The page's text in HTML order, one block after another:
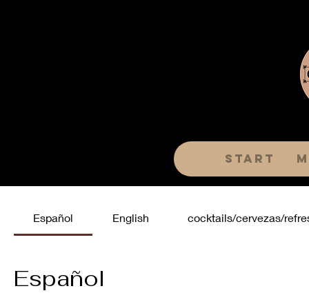
Start
Español English cocktails/cervezas/
Español